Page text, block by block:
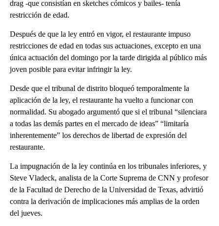
drag -que consistían en sketches cómicos y bailes- tenía
restricción de edad.
Después de que la ley entró en vigor, el restaurante impuso
restricciones de edad en todas sus actuaciones, excepto en una
única actuación del domingo por la tarde dirigida al público más
joven posible para evitar infringir la ley.
Desde que el tribunal de distrito bloqueó temporalmente la
aplicación de la ley, el restaurante ha vuelto a funcionar con
normalidad. Su abogado argumentó que si el tribunal “silenciara
a todas las demás partes en el mercado de ideas” “limitaría
inherentemente” los derechos de libertad de expresión del
restaurante.
La impugnación de la ley continúa en los tribunales inferiores, y
Steve Vladeck, analista de la Corte Suprema de CNN y profesor
de la Facultad de Derecho de la Universidad de Texas, advirtió
contra la derivación de implicaciones más amplias de la orden
del jueves.